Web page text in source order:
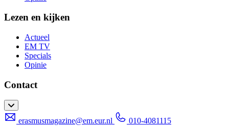
Lezen en kijken
Actueel
EM TV
Specials
Opinie
Contact
erasmusmagazine@em.eur.nl
010-4081115